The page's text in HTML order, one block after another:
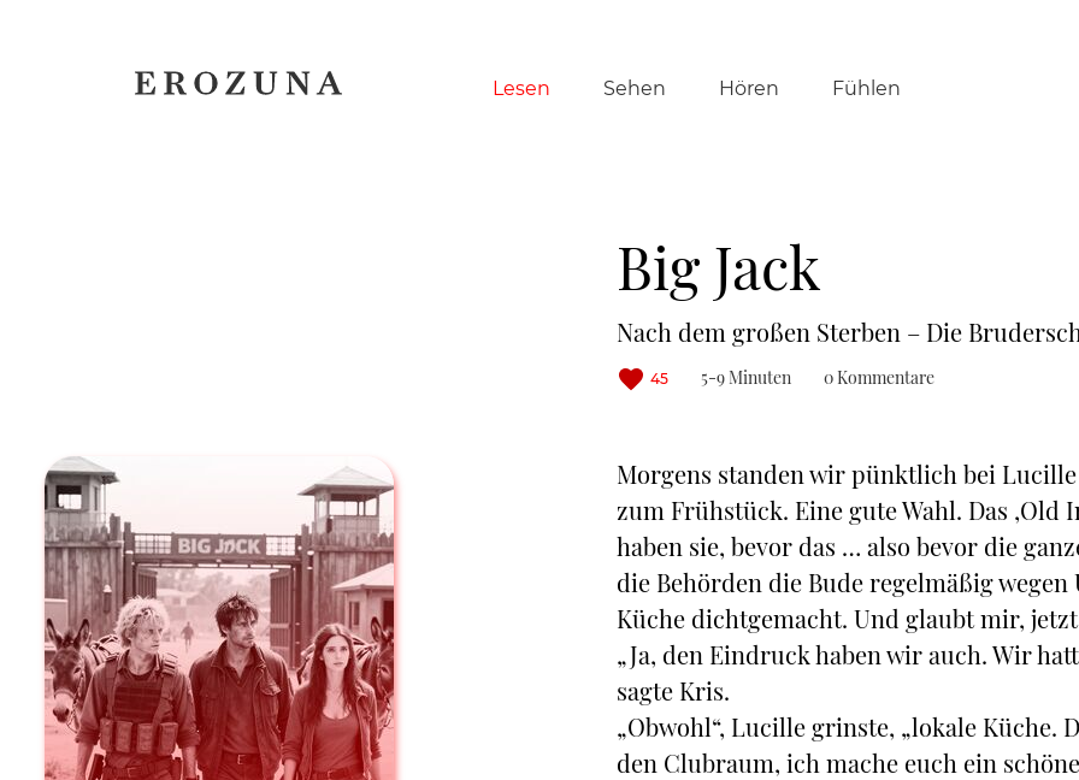
Navigation
Lesen Sehen Hören Fühlen
Big Jack
Nach dem großen Sterben – Die
45 5-9 Minuten 0 Kommentare
Morgens standen wir pünktlich bei
zum Frühstück. Eine gute Wahl. Das
haben sie, bevor das … also bevor die
die Behörden die Bude regelmäßig
Küche dichtgemacht. Und glaubt mir,
„Ja, den Eindruck haben wir auch. Wir
sagte Kris.
„Obwohl“, Lucille grinste, „lokale Küche.
den Clubraum, ich mache euch ein